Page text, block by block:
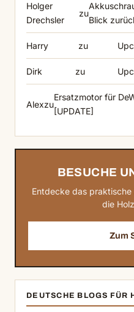
Holger
Drechsler
zu
Blick
Harry zu
Dirk zu
Alexzu
Ersatzmotor für
[UPDATE]
BESUCHE
Entdecke das
die
Zum
DEUTSCHE BLOGS FÜR